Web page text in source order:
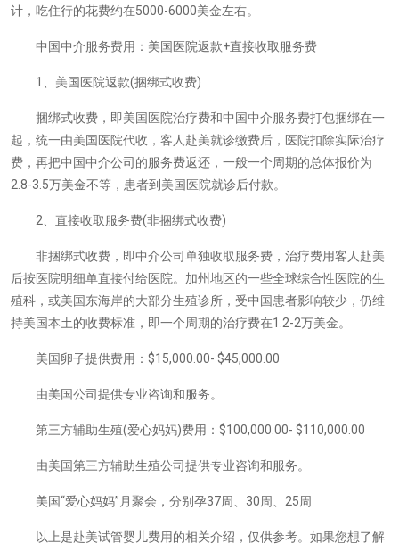
计，吃住行的花费约在5000-6000美金左右。
中国中介服务费用：美国医院返款+直接收取服务费
1、美国医院返款(捆绑式收费)
捆绑式收费，即美国医院治疗费和中国中介服务费打包捆绑在一
起，统一由美国医院代收，客人赴美就诊缴费后，医院扣除实际治疗
费，再把中国中介公司的服务费返还，一般一个周期的总体报价为
2.8-3.5万美金不等，患者到美国医院就诊后付款。
2、直接收取服务费(非捆绑式收费)
非捆绑式收费，即中介公司单独收取服务费，治疗费用客人赴美
后按医院明细单直接付给医院。加州地区的一些全球综合性医院的生
殖科，或美国东海岸的大部分生殖诊所，受中国患者影响较少，仍维
持美国本土的收费标准，即一个周期的治疗费在1.2-2万美金。
美国卵子提供费用：$15,000.00- $45,000.00
由美国公司提供专业咨询和服务。
第三方辅助生殖(爱心妈妈)费用：$100,000.00- $110,000.00
由美国第三方辅助生殖公司提供专业咨询和服务。
美国“爱心妈妈”月聚会，分别孕37周、30周、25周
以上是赴美试管婴儿费用的相关介绍，仅供参考。如果您想了解